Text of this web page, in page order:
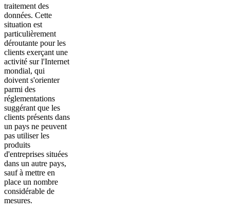
traitement des
données. Cette
situation est
particulièrement
déroutante pour les
clients exerçant une
activité sur l'Internet
mondial, qui
doivent s'orienter
parmi des
réglementations
suggérant que les
clients présents dans
un pays ne peuvent
pas utiliser les
produits
d'entreprises situées
dans un autre pays,
sauf à mettre en
place un nombre
considérable de
mesures.